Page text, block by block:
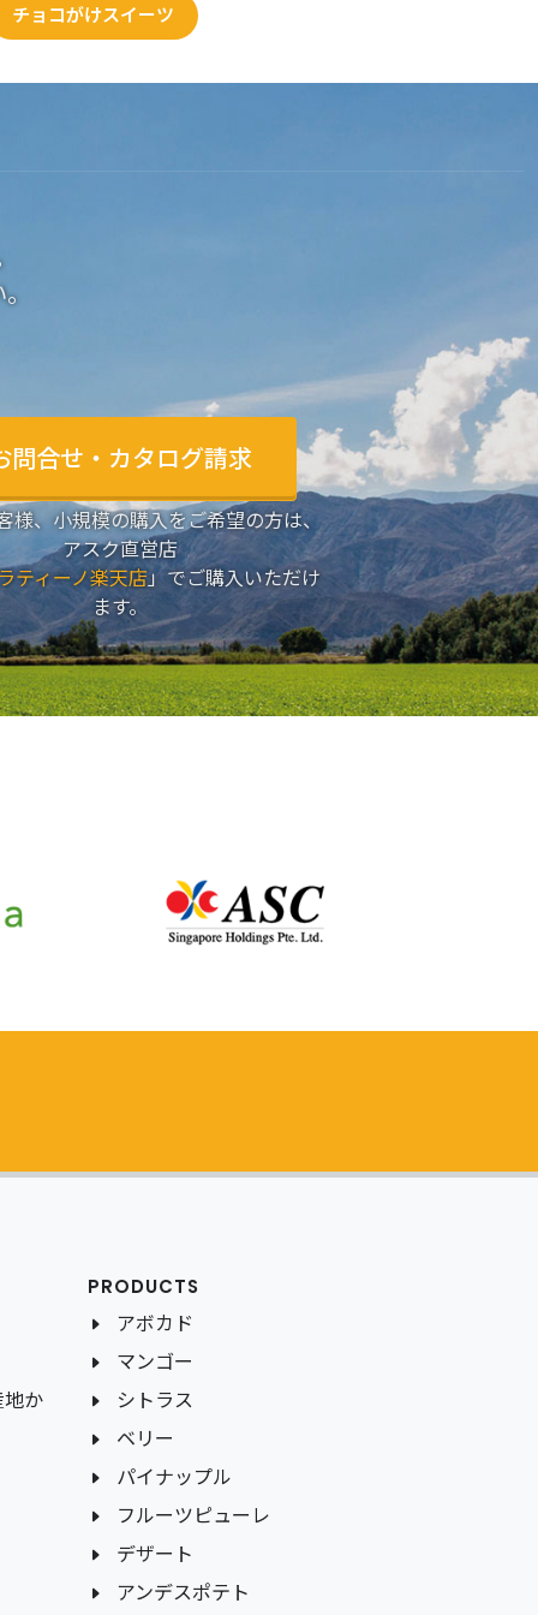
チョコがけスイーツ
問合せ・カタログ請求
様、小規模の購入をご希望の方は、
アスク直営店
ティーノ楽天店」でご購入いただけ
ます。
か
PRODUCTS
アボカド
マンゴー
シトラス
ベリー
パイナップル
フルーツピューレ
デザート
アンデスポテト